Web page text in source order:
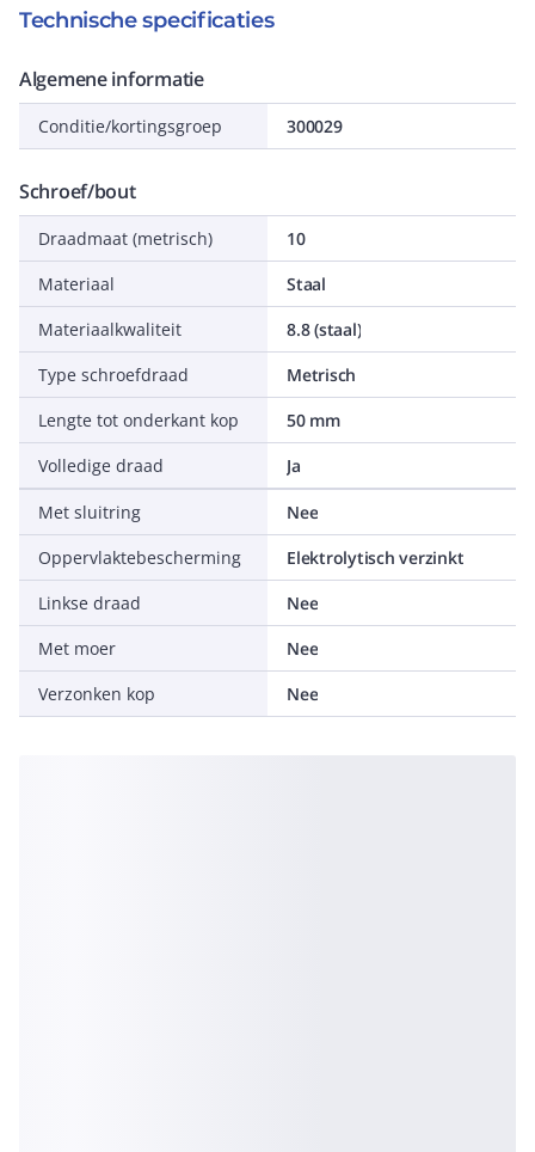
Technische specificaties
Algemene informatie
Conditie/kortingsgroep 300029
Schroef/bout
Draadmaat (metrisch)
10
Materiaal
Staal
Materiaalkwaliteit
8.8 (staal)
Type schroefdraad
Metrisch
Lengte tot onderkant kop
50 mm
Volledige draad
Ja
Met sluitring
Nee
Oppervlaktebescherming
Elektrolytisch verzinkt
Linkse draad
Nee
Met moer
Nee
Verzonken kop
Nee